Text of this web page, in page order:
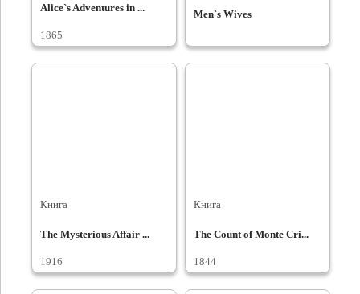
Alice`s Adventures in ...
1865
Men`s Wives
Книга
The Mysterious Affair ...
1916
Книга
The Count of Monte Cri...
1844